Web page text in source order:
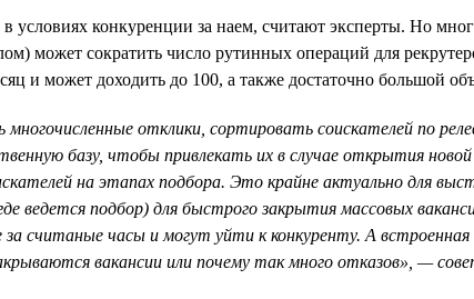
условиях конкуренции за наем, считают эксперты. Но
может сократить число рутинных операций для
и может доходить до 100, а также достаточно большой
отклики, сортировать соискателей по
базу, чтобы привлекать их в случае открытия
на этапах подбора. Это крайне актуально для
ведется подбор) для быстрого закрытия массовых
считаные часы и могут уйти к конкуренту. А
вакансии или почему так много отказов», —